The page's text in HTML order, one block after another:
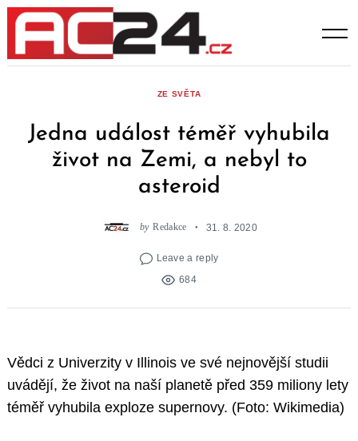
Skip
content
ZE SVĚTA
Jedna událost téměř vyhubila
život na Zemi, a nebyl to
asteroid
by Redakce 31. 8. 2020
Leave a reply
684
Vědci z Univerzity v Illinois ve své nejnovější studii
uvádějí, že život na naší planetě před 359 miliony lety
téměř vyhubila exploze supernovy. (Foto: Wikimedia)